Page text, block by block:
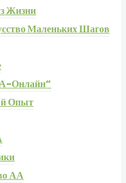
Жизни
Маленьких Шагов
Онлайн”
Опыт
АА